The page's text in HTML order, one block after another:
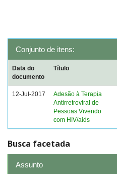
Conjunto de itens:
Data do
documento
Título
12-Jul-2017
Adesão à Terapia
Antirretroviral de
Pessoas Vivendo
com HIV/aids
Busca facetada
Assunto